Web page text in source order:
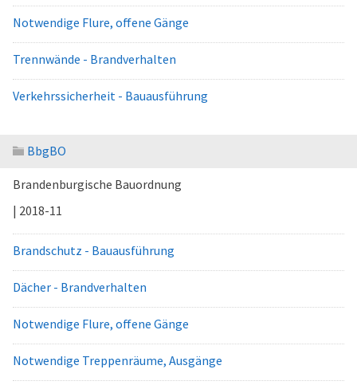
Notwendige Flure, offene Gänge
Trennwände - Brandverhalten
Verkehrssicherheit - Bauausführung
BbgBO
Brandenburgische Bauordnung
| 2018-11
Brandschutz - Bauausführung
Dächer - Brandverhalten
Notwendige Flure, offene Gänge
Notwendige Treppenräume, Ausgänge